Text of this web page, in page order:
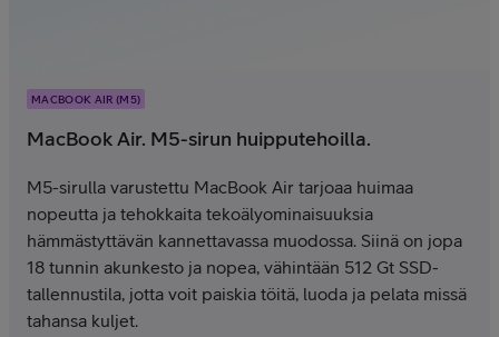
MACBOOK AIR (M5)
MacBook Air. M5-sirun huipputehoilla.
M5-sirulla varustettu MacBook Air tarjoaa huimaa
nopeutta ja tehokkaita tekoälyominaisuuksia
hämmästyttävän kannettavassa muodossa. Siinä on jopa
18 tunnin akunkesto ja nopea, vähintään 512 Gt SSD-
tallennustila, jotta voit paiskia töitä, luoda ja pelata missä
tahansa kuljet.